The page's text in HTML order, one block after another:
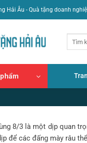
Hải Âu - Quà tặng doanh
8/3 là một dịp quan
để các đấng mày râu